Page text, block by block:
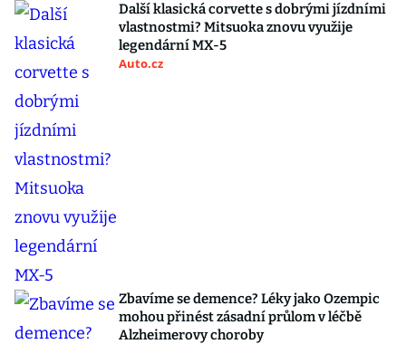
Další klasická corvette s dobrými jízdními
vlastnostmi? Mitsuoka znovu využije
legendární MX-5
Auto.cz
Zbavíme se demence? Léky jako Ozempic
mohou přinést zásadní průlom v léčbě
Alzheimerovy choroby